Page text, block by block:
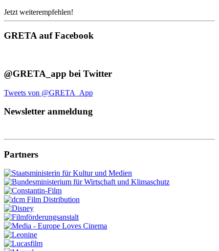
Jetzt weiterempfehlen!
GRETA auf Facebook
@GRETA_app bei Twitter
Tweets von @GRETA_App
Newsletter anmeldung
Partners